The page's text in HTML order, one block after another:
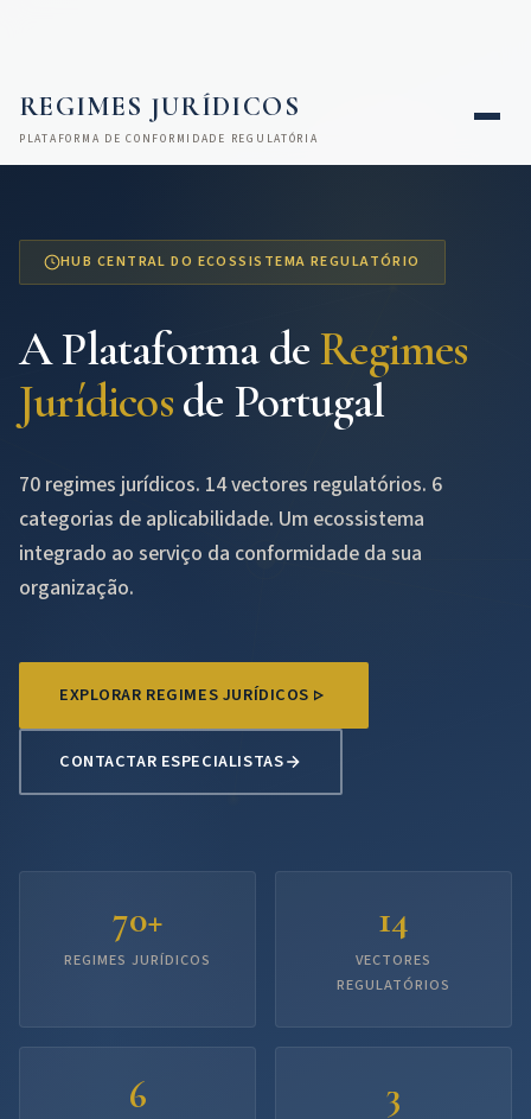
REGIMES JURÍDICOS
PLATAFORMA DE CONFORMIDADE REGULATÓRIA
HUB CENTRAL DO ECOSSISTEMA REGULATÓRIO
A Plataforma deRegimes
Jurídicosde Portugal
70 regimes jurídicos. 14 vectores regulatórios. 6
categorias de aplicabilidade. Um ecossistema
integrado ao serviço da conformidade da sua
organização.
EXPLORAR REGIMES JURÍDICOS
CONTACTAR ESPECIALISTAS
70+
REGIMES JURÍDICOS
14
VECTORES
REGULATÓRIOS
6 3